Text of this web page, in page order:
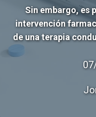
Sin embargo, es
intervención
de una terapia